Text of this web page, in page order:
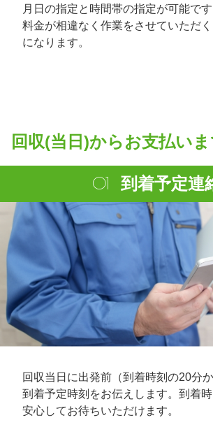
月日の指定と時間帯の指定が可能で
料金が相違なく作業をさせていただ
になります。
回収(当日)からお支払い
到着予定連
回収当日に出発前（到着時刻の20分
到着予定時刻をお伝えします。到着
安心してお待ちいただけます。